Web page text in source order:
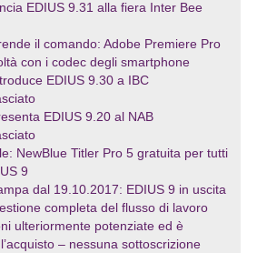
EDIUS 9.31 alla fiera Inter Bee
il comando: Adobe Premiere Pro
con i codec degli smartphone
EDIUS 9.30 a IBC
EDIUS 9.20 al NAB
NewBlue Titler Pro 5 gratuita per tutti
9
dal 19.10.2017: EDIUS 9 in uscita
completa del flusso di lavoro
ulteriormente potenziate ed è
– nessuna sottoscrizione